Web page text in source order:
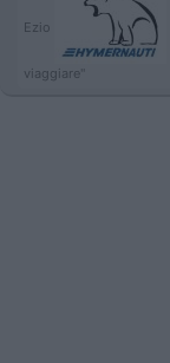
Ezio
viaggiare"